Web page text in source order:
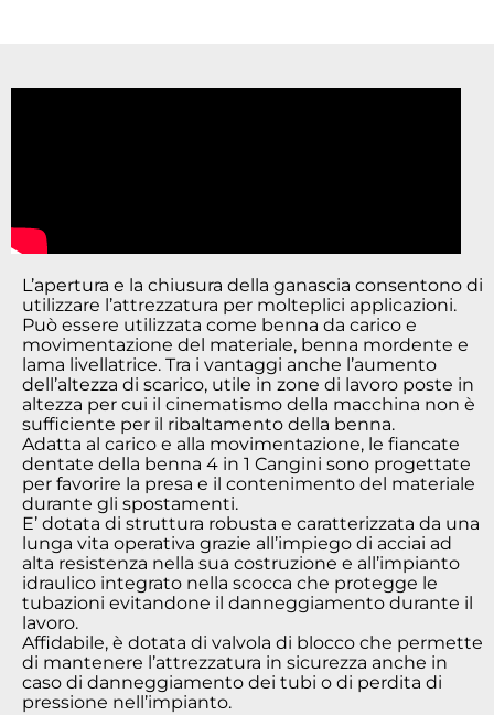
L’apertura e la chiusura della ganascia consentono di
utilizzare l’attrezzatura per molteplici applicazioni.
Può essere utilizzata come benna da carico e
movimentazione del materiale, benna mordente e
lama livellatrice. Tra i vantaggi anche l’aumento
dell’altezza di scarico, utile in zone di lavoro poste in
altezza per cui il cinematismo della macchina non è
sufficiente per il ribaltamento della benna.
Adatta al carico e alla movimentazione, le fiancate
dentate della benna 4 in 1 Cangini sono progettate
per favorire la presa e il contenimento del materiale
durante gli spostamenti.
E’ dotata di struttura robusta e caratterizzata da una
lunga vita operativa grazie all’impiego di acciai ad
alta resistenza nella sua costruzione e all’impianto
idraulico integrato nella scocca che protegge le
tubazioni evitandone il danneggiamento durante il
lavoro.
Affidabile, è dotata di valvola di blocco che permette
di mantenere l’attrezzatura in sicurezza anche in
caso di danneggiamento dei tubi o di perdita di
pressione nell’impianto.